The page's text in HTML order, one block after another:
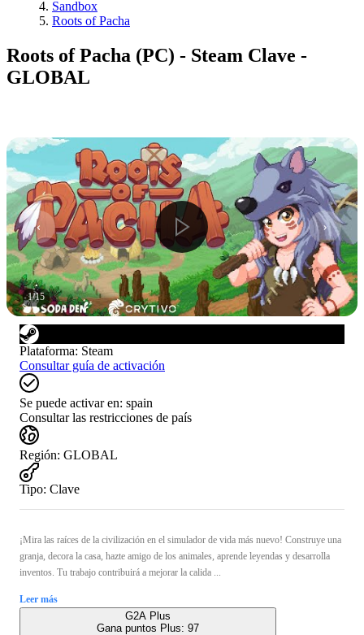
Sandbox
Roots of Pacha
Roots of Pacha (PC) - Steam Clave -
GLOBAL
1/15
Plataforma: Steam
Consultar guía de activación
Se puede activar en: spain
Consultar las restricciones de país
Región: GLOBAL
Tipo: Clave
¡Mira las raíces de la civilización en el simulador de vida más nuevo! Construye una
granja, decora la casa, hazte amigo de los animales, aprende leyendas y desarrolla
inventos. Tu trabajo contribuirá a mejorar la calida ...
Leer más
G2A Plus
Gana puntos Plus: 97